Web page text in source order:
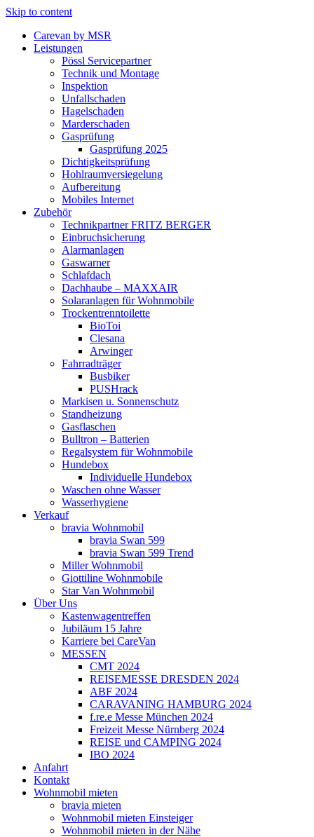
Skip to content
Carevan by MSR
Leistungen
Pössl Servicepartner
Technik und Montage
Inspektion
Unfallschaden
Hagelschaden
Marderschaden
Gasprüfung
Gasprüfung 2025
Dichtigkeitsprüfung
Hohlraumversiegelung
Aufbereitung
Mobiles Internet
Zubehör
Technikpartner FRITZ BERGER
Einbruchsicherung
Alarmanlagen
Gaswarner
Schlafdach
Dachhaube – MAXXAIR
Solaranlagen für Wohnmobile
Trockentrenntoilette
BioToi
Clesana
Arwinger
Fahrradträger
Busbiker
PUSHrack
Markisen u. Sonnenschutz
Standheizung
Gasflaschen
Bulltron – Batterien
Regalsystem für Wohnmobile
Hundebox
Individuelle Hundebox
Waschen ohne Wasser
Wasserhygiene
Verkauf
bravia Wohnmobil
bravia Swan 599
bravia Swan 599 Trend
Miller Wohnmobil
Giottiline Wohnmobile
Star Van Wohnmobil
Über Uns
Kastenwagentreffen
Jubiläum 15 Jahre
Karriere bei CareVan
MESSEN
CMT 2024
REISEMESSE DRESDEN 2024
ABF 2024
CARAVANING HAMBURG 2024
f.re.e Messe München 2024
Freizeit Messe Nürnberg 2024
REISE und CAMPING 2024
IBO 2024
Anfahrt
Kontakt
Wohnmobil mieten
bravia mieten
Wohnmobil mieten Einsteiger
Wohnmobil mieten in der Nähe